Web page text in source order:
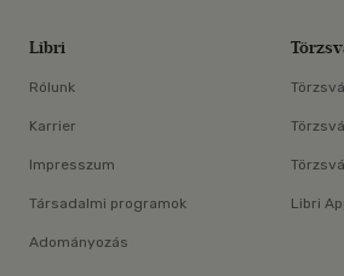
Libri
Rólunk
Karrier
Impresszum
Társadalmi programok
Adományozás
Libri